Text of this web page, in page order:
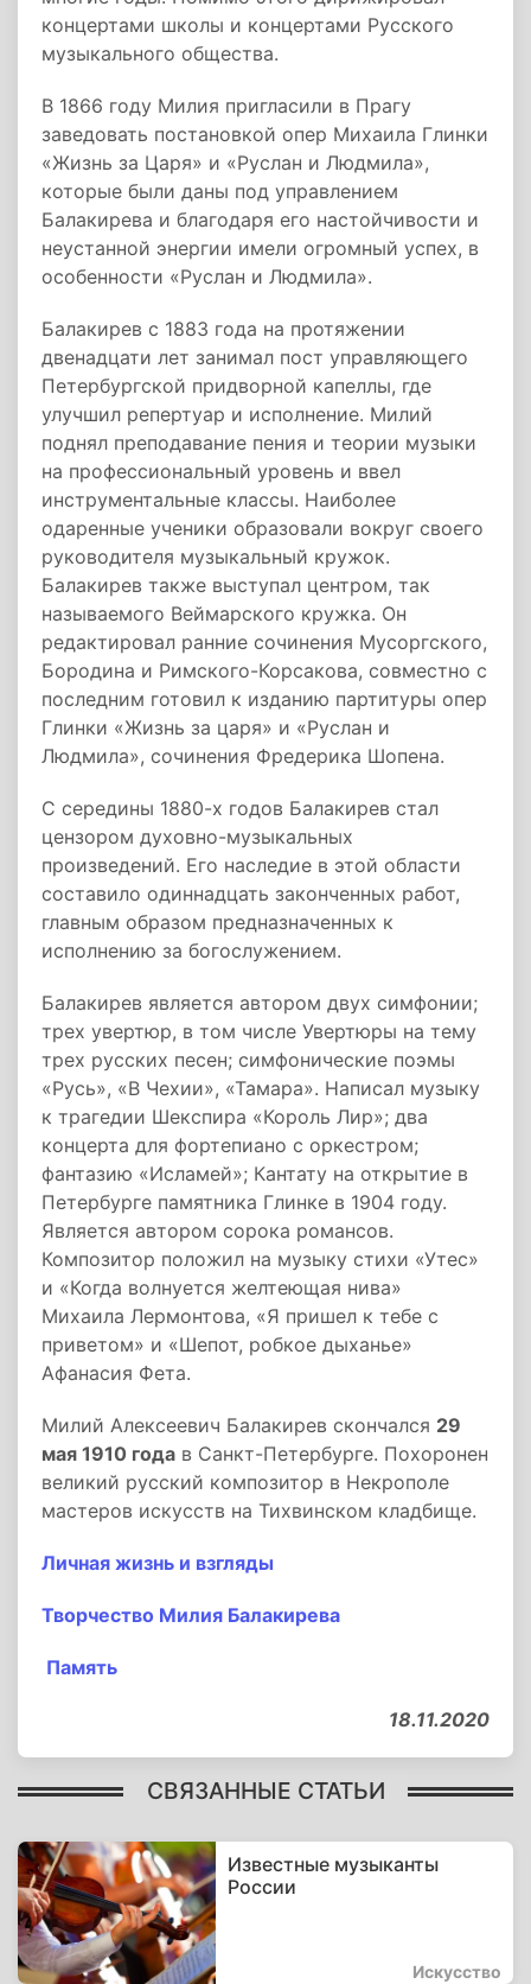
концертами школы и концертами Русского
музыкального общества.
В 1866 году Милия пригласили в Прагу
заведовать постановкой опер Михаила Глинки
«Жизнь за Царя» и «Руслан и Людмила»,
которые были даны под управлением
Балакирева и благодаря его настойчивости и
неустанной энергии имели огромный успех, в
особенности «Руслан и Людмила».
Балакирев с 1883 года на протяжении
двенадцати лет занимал пост управляющего
Петербургской придворной капеллы, где
улучшил репертуар и исполнение. Милий
поднял преподавание пения и теории музыки
на профессиональный уровень и ввел
инструментальные классы. Наиболее
одаренные ученики образовали вокруг своего
руководителя музыкальный кружок.
Балакирев также выступал центром, так
называемого Веймарского кружка. Он
редактировал ранние сочинения Мусоргского,
Бородина и Римского-Корсакова, совместно с
последним готовил к изданию партитуры опер
Глинки «Жизнь за царя» и «Руслан и
Людмила», сочинения Фредерика Шопена.
С середины 1880-х годов Балакирев стал
цензором духовно-музыкальных
произведений. Его наследие в этой области
составило одиннадцать законченных работ,
главным образом предназначенных к
исполнению за богослужением.
Балакирев является автором двух симфонии;
трех увертюр, в том числе Увертюры на тему
трех русских песен; симфонические поэмы
«Русь», «В Чехии», «Тамара». Написал музыку
к трагедии Шекспира «Король Лир»; два
концерта для фортепиано с оркестром;
фантазию «Исламей»; Кантату на открытие в
Петербурге памятника Глинке в 1904 году.
Является автором сорока романсов.
Композитор положил на музыку стихи «Утес»
и «Когда волнуется желтеющая нива»
Михаила Лермонтова, «Я пришел к тебе с
приветом» и «Шепот, робкое дыханье»
Афанасия Фета.
Милий Алексеевич Балакирев скончался 29
мая 1910 года в Санкт-Петербурге. Похоронен
великий русский композитор в Некрополе
мастеров искусств на Тихвинском кладбище.
Личная жизнь и взгляды
Творчество Милия Балакирева
Память
18.11.2020
СВЯЗАННЫЕ СТАТЬИ
Известные музыканты
России
Искусство